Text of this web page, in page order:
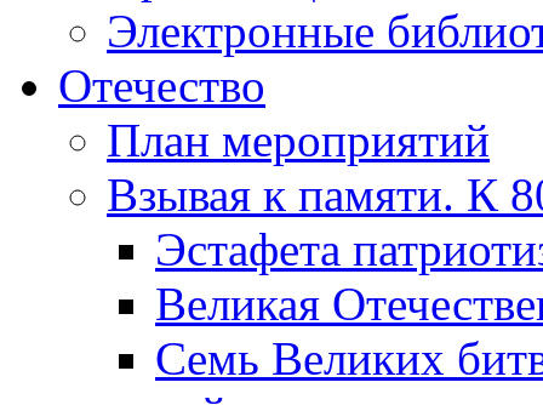
Электронные
Отечество
План мероприятий
Взывая к памяти. К
Эcтафета
Великая
Семь Великих